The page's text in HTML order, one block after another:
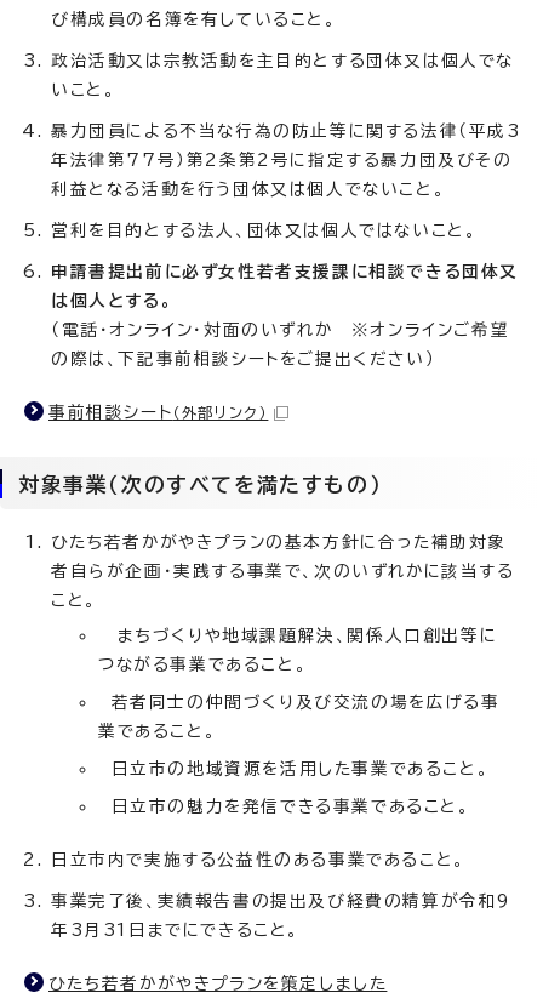
び構成員の名簿を有していること。
政治活動又は宗教活動を主目的とする団体又は個人でな
いこと。
暴力団員による不当な行為の防止等に関する法律（平成3
年法律第77号）第2条第2号に指定する暴力団及びその
利益となる活動を行う団体又は個人でないこと。
営利を目的とする法人、団体又は個人ではないこと。
申請書提出前に必ず女性若者支援課に相談できる団体又
は個人とする。
（電話・オンライン・対面のいずれか ※オンラインご希望
の際は、下記事前相談シートをご提出ください）
事前相談シート （外部リンク）
対象事業（次のすべてを満たすもの）
ひたち若者かがやきプランの基本方針に合った補助対象
者自らが企画・実践する事業で、次のいずれかに該当する
こと。
まちづくりや地域課題解決、関係人口創出等に
つながる事業であること。
若者同士の仲間づくり及び交流の場を広げる事
業であること。
日立市の地域資源を活用した事業であること。
日立市の魅力を発信できる事業であること。
日立市内で実施する公益性のある事業であること。
事業完了後、実績報告書の提出及び経費の精算が令和9
年3月31日までにできること。
ひたち若者かがやきプランを策定しました